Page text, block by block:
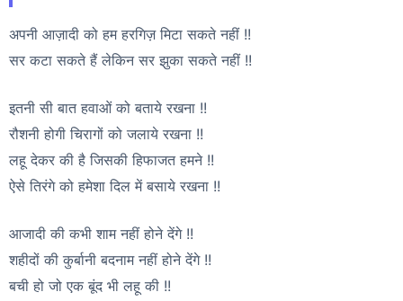
अपनी आज़ादी को हम हरगिज़ मिटा सकते नहीं !!
सर कटा सकते हैं लेकिन सर झुका सकते नहीं !!
इतनी सी बात हवाओं को बताये रखना !!
रौशनी होगी चिरागों को जलाये रखना !!
लहू देकर की है जिसकी हिफाजत हमने !!
ऐसे तिरंगे को हमेशा दिल में बसाये रखना !!
आजादी की कभी शाम नहीं होने देंगे !!
शहीदों की कुर्बानी बदनाम नहीं होने देंगे !!
बची हो जो एक बूंद भी लहू की !!